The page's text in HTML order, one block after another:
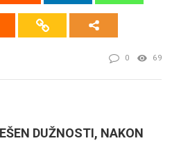
0 69
DUŽNOSTI, NAKON